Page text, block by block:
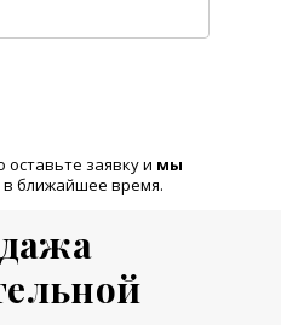
заявку и мы
в ближайшее время.